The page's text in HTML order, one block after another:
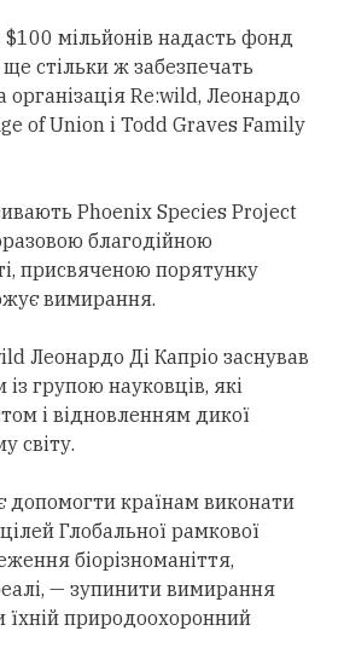
$100 мільйонів надасть фонд
стільки ж забезпечать
Re:wild, Леонардо
of Union і Todd Graves Family
Phoenix Species Project
благодійною
присвяченою порятунку
вимирання.
Леонардо Ді Капріо заснував
групою науковців, які
і відновленням дикої
світу.
допомогти країнам виконати
Глобальної рамкової
біорізноманіття,
— зупинити вимирання
їхній природоохоронний